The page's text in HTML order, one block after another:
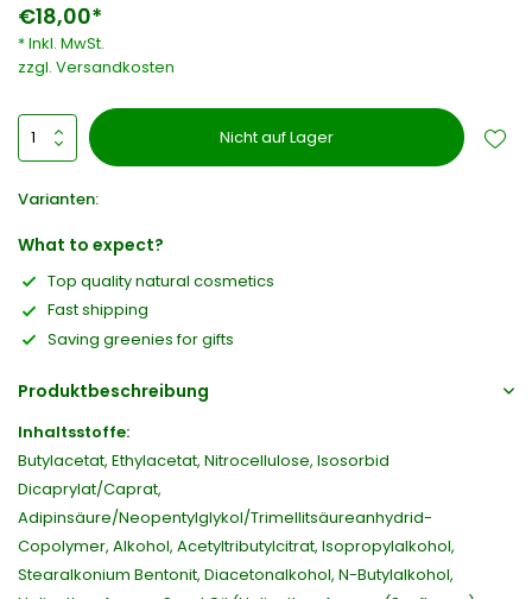
€18,00*
* Inkl. MwSt.
zzgl. Versandkosten
Nicht auf Lager
Varianten:
What to expect?
Top quality natural cosmetics
Fast shipping
Saving greenies for gifts
Produktbeschreibung
Inhaltsstoffe:
Butylacetat, Ethylacetat, Nitrocellulose, Isosorbid
Dicaprylat/Caprat,
Adipinsäure/Neopentylglykol/Trimellitsäureanhydrid-
Copolymer, Alkohol, Acetyltributylcitrat, Isopropylalkohol,
Stearalkonium Bentonit, Diacetonalkohol, N-Butylalkohol,